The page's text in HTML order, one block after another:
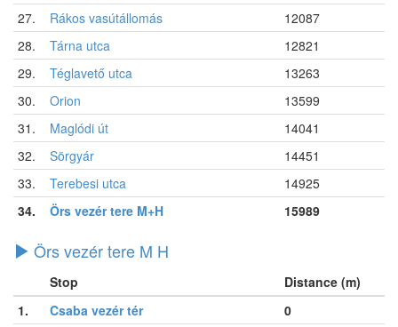
27.
Rákos vasútállomás
12087
28.
Tárna utca
12821
29.
Téglavető utca
13263
30.
Orion
13599
31.
Maglódi út
14041
32.
Sörgyár
14451
33.
Terebesi utca
14925
34.
Örs vezér tere M+H 15989
Örs vezér tere M H
Stop
Distance (m)
1.
Csaba vezér tér
0